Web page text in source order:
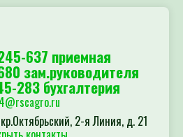
637 приемная
зам.руководителя
283 бухгалтерия
2-я Линия, д. 21
контакты